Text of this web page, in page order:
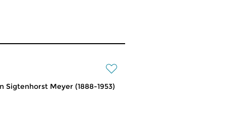
Sigtenhorst Meyer (1888-1953)